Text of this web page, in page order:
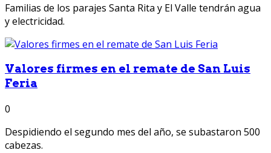
Familias de los parajes Santa Rita y El Valle tendrán agua
y electricidad.
Valores firmes en el remate de San Luis
Feria
0
Despidiendo el segundo mes del año, se subastaron 500
cabezas.